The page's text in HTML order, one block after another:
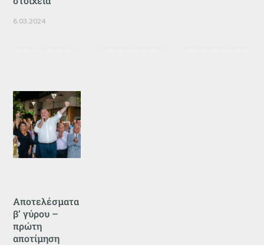
8.03.2024
Αποτελέσματα
β’ γύρου –
πρώτη
αποτίμηση